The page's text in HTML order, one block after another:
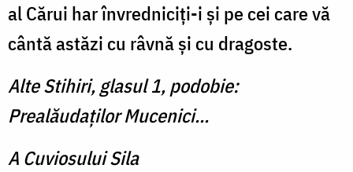
al Cărui har învredniciţi-i şi pe cei care vă
cântă astăzi cu râvnă şi cu dragoste.
Alte Stihiri, glasul 1, podobie:
Prealăudaților Mucenici...
A Cuviosului Sila